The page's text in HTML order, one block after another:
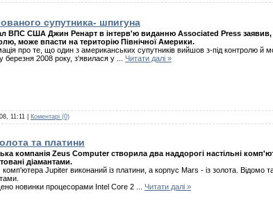
супутника- шпигуна
ВПС США Джин Ренарт в інтерв'ю виданню Assocіated Press
може впасти на територію Північної Америки.
про те, що один з американських супутників вийшов з-під контролю й
березня 2008 року, з'явилася у Читати далі »
11:11 Коментарі (0)
та платини
компанія Zeus Computer створила два наддорогі настільні
діамантами.
комп'ютера Jupіter виконаний із платини, а корпус Mars - із золота. Відомо
новинки процесорами Іntel Core 2 Читати далі »